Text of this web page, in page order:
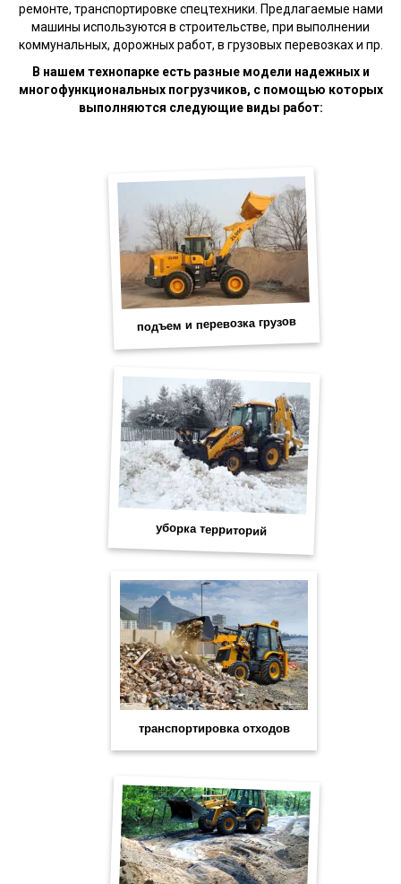
ремонте, транспортировке спецтехники. Предлагаемые нами
машины используются в строительстве, при выполнении
коммунальных, дорожных работ, в грузовых перевозках и пр.
В нашем технопарке есть разные модели надежных и
многофункциональных погрузчиков, с помощью которых
выполняются следующие виды работ: